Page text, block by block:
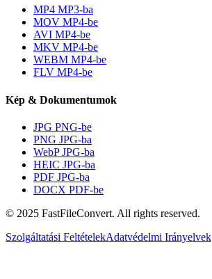
MP4 MP3-ba
MOV MP4-be
AVI MP4-be
MKV MP4-be
WEBM MP4-be
FLV MP4-be
Kép & Dokumentumok
JPG PNG-be
PNG JPG-ba
WebP JPG-ba
HEIC JPG-ba
PDF JPG-ba
DOCX PDF-be
© 2025 FastFileConvert. All rights reserved.
Szolgáltatási FeltételekAdatvédelmi Irányelvek